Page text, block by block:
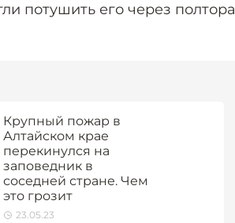
потушить его через полтора
Крупный пожар в
Алтайском крае
перекинулся на
заповедник в
соседней стране. Чем
это грозит
23.05.23